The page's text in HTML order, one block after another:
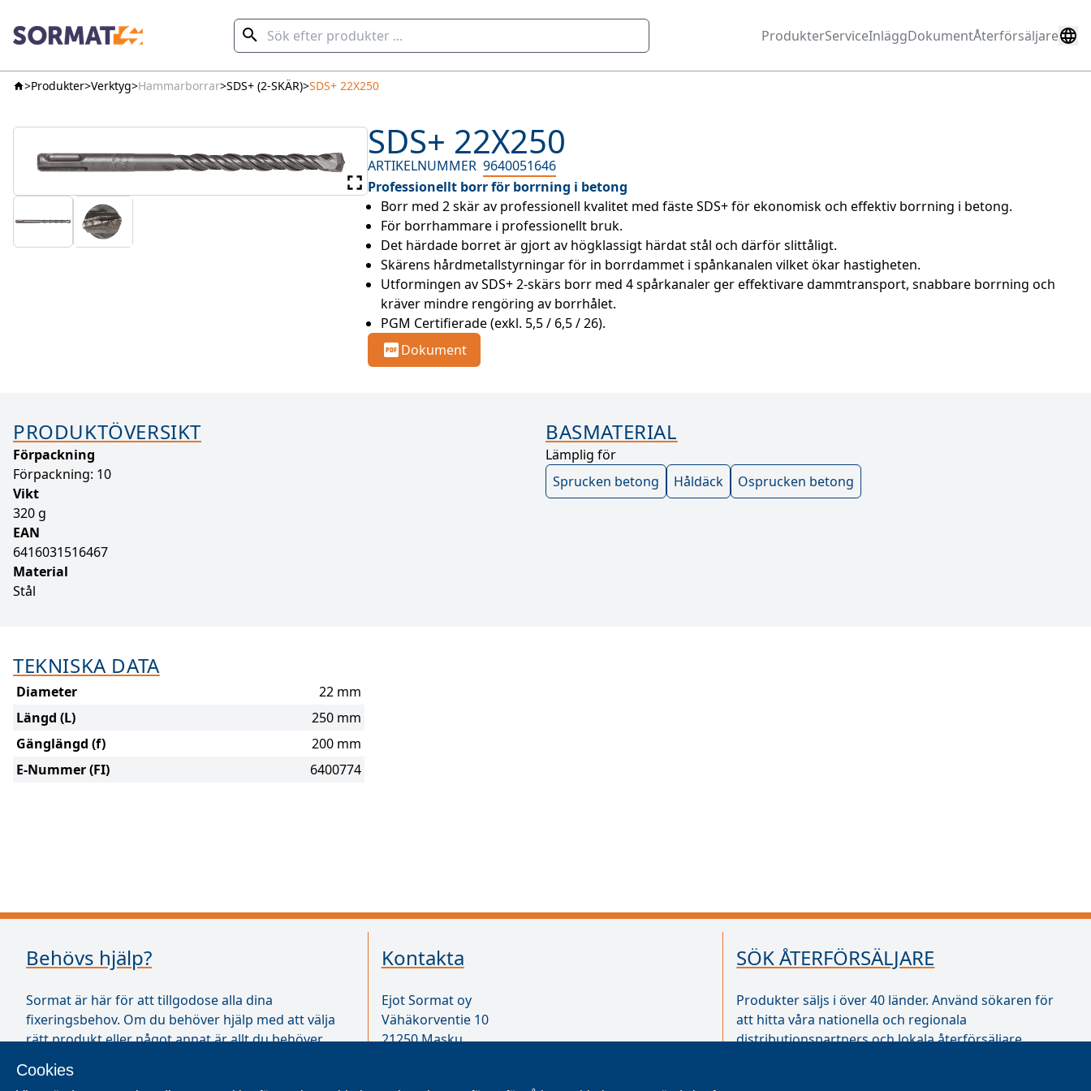
Cookies
ProdukterServiceInläggDokumentÅterförsäljare
Produkter Verktyg Hammarborrar SDS+ (2-SKÄR) SDS+ 22X250
SDS+ 22X250
ARTIKELNUMMER 9640051646
Professionellt borr för borrning i betong
Borr med 2 skär av professionell kvalitet med fäste SDS+ för ekonomisk och effektiv borrning i betong.
För borrhammare i professionellt bruk.
Det härdade borret är gjort av högklassigt härdat stål och därför slittåligt.
Skärens hårdmetallstyrningar för in borrdammet i spånkanalen vilket ökar hastigheten.
Utformingen av SDS+ 2-skärs borr med 4 spårkanaler ger effektivare dammtransport, snabbare borrning och
kräver mindre rengöring av borrhålet.
PGM Certifierade (exkl. 5,5 / 6,5 / 26).
Dokument
PRODUKTÖVERSIKT
Förpackning
Förpackning: 10
Vikt
320 g
EAN
6416031516467
Material
Stål
BASMATERIAL
Lämplig för
Sprucken betong
Håldäck Osprucken betong
TEKNISKA DATA
Diameter
22 mm
Längd (L)
250 mm
Gänglängd (f)
200 mm
E-Nummer (FI)
6400774
Behövs hjälp?
Sormat är här för att tillgodose alla dina
fixeringsbehov. Om du behöver hjälp med att välja
rätt produkt eller något annat är allt du behöver
Kontakta
Ejot Sormat oy
Vähäkorventie 10
21250 Masku
SÖK ÅTERFÖRSÄLJARE
Produkter säljs i över 40 länder. Använd sökaren för
att hitta våra nationella och regionala
distributionspartners och lokala återförsäljare.